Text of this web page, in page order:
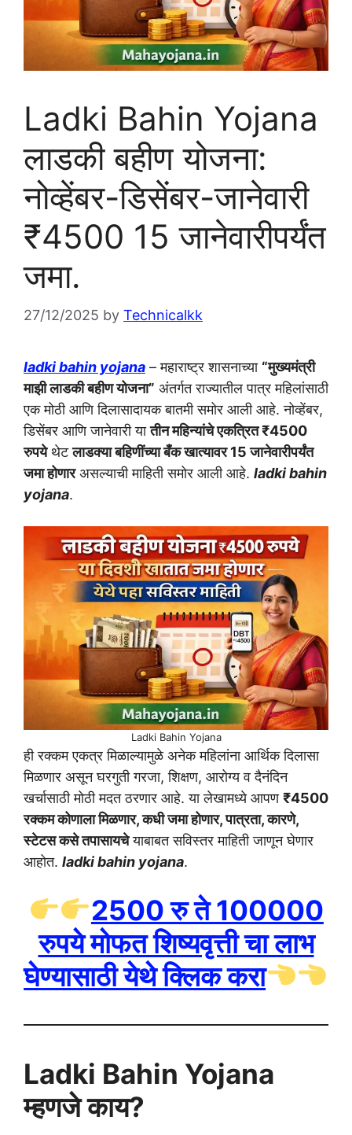
Ladki Bahin Yojana
लाडकी बहीण योजना:
नोव्हेंबर-डिसेंबर-जानेवारी
₹4500 15 जानेवारीपर्यंत
जमा.
27/12/2025 by Technicalkk
ladki bahin yojana – महाराष्ट्र शासनाच्या “मुख्यमंत्री
माझी लाडकी बहीण योजना” अंतर्गत राज्यातील पात्र महिलांसाठी
एक मोठी आणि दिलासादायक बातमी समोर आली आहे. नोव्हेंबर,
डिसेंबर आणि जानेवारी यातीन महिन्यांचे एकत्रित ₹4500
रुपयेथेटलाडक्या बहिणींच्या बँक खात्यावर 15 जानेवारीपर्यंत
जमा होणारअसल्याची माहिती समोर आली आहे. ladki bahin
yojana.
Ladki Bahin Yojana
ही रक्कम एकत्र मिळाल्यामुळे अनेक महिलांना आर्थिक दिलासा
मिळणार असून घरगुती गरजा, शिक्षण, आरोग्य व दैनंदिन
खर्चासाठी मोठी मदत ठरणार आहे. या लेखामध्ये आपण₹4500
रक्कम कोणाला मिळणार, कधी जमा होणार, पात्रता, कारणे,
स्टेटस कसे तपासायचेयाबाबत सविस्तर माहिती जाणून घेणार
आहोत. ladki bahin yojana.
2500 रु ते 100000
रुपये मोफत शिष्यवृत्ती चा लाभ
घेण्यासाठी येथे क्लिक करा
Ladki Bahin Yojana
म्हणजे काय?